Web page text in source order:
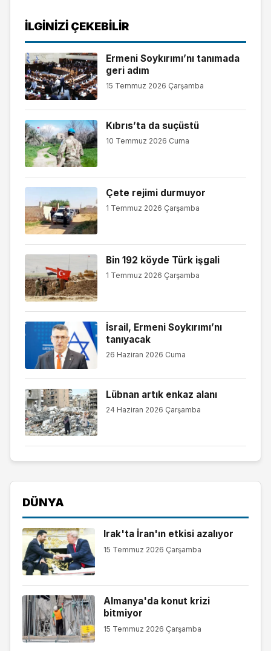
İLGINIZI ÇEKEBILIR
Ermeni Soykırımı’nı tanımada
geri adım
15 Temmuz 2026 Çarşamba
Kıbrıs’ta da suçüstü
10 Temmuz 2026 Cuma
Çete rejimi durmuyor
1 Temmuz 2026 Çarşamba
Bin 192 köyde Türk işgali
1 Temmuz 2026 Çarşamba
İsrail, Ermeni Soykırımı’nı
tanıyacak
26 Haziran 2026 Cuma
Lübnan artık enkaz alanı
24 Haziran 2026 Çarşamba
DÜNYA
Irak'ta İran'ın etkisi azalıyor
15 Temmuz 2026 Çarşamba
Almanya'da konut krizi
bitmiyor
15 Temmuz 2026 Çarşamba